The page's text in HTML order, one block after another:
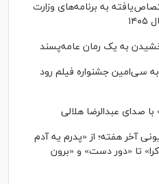
به برنامه‌های وزارت
به یک رمان عامه‌پسند
سی‌امین جشنواره فیلم رود
صدای عبدالرضا هلالی
آخر هفته؛ از «پدرم یه آدم
تا «دور دست» و «برون